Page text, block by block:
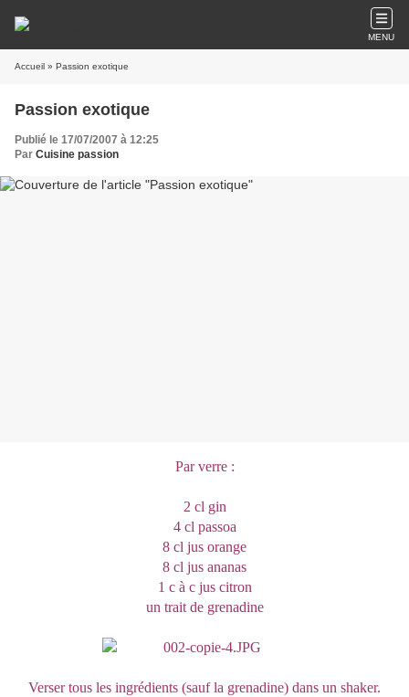
MENU
Accueil » Passion exotique
Passion exotique
Publié le 17/07/2007 à 12:25
Par Cuisine passion
Par verre :
2 cl gin
4 cl passoa
8 cl jus orange
8 cl jus ananas
1 c à c jus citron
un trait de grenadine
Verser tous les ingrédients (sauf la grenadine) dans un shaker.